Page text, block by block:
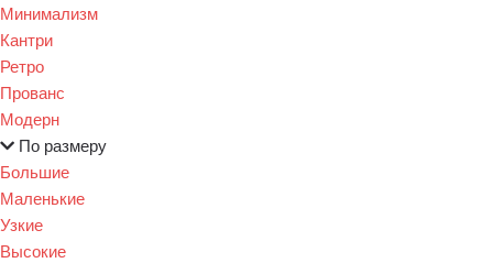
Минимализм
Кантри
Ретро
Прованс
Модерн
По размеру
Большие
Маленькие
Узкие
Высокие